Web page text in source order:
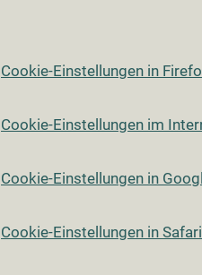
Cookie-Einstellungen in
Cookie-Einstellungen im
Cookie-Einstellungen in
Cookie-Einstellungen in